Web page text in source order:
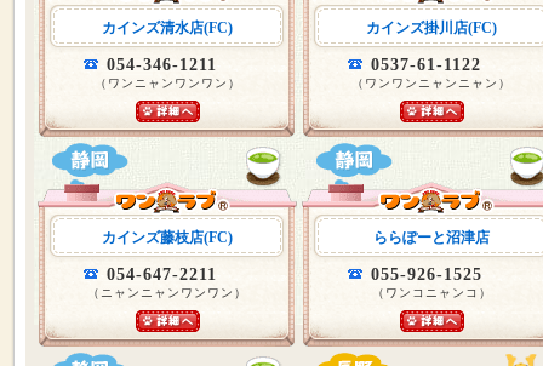
カインズ清水店(FC)
054-346-1211
（ワンニャンワンワン）
カインズ掛川店(FC)
0537-61-1122
（ワンワンニャンニャン）
カインズ藤枝店(FC)
054-647-2211
（ニャンニャンワンワン）
ららぽーと沼津店
055-926-1525
（ワンコニャンコ）